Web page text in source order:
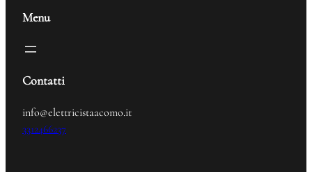
Menu
Contatti
info@elettricistaacomo.it
3312466237